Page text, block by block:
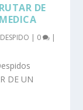
DE
DESPIDO | 0 |
DE UN